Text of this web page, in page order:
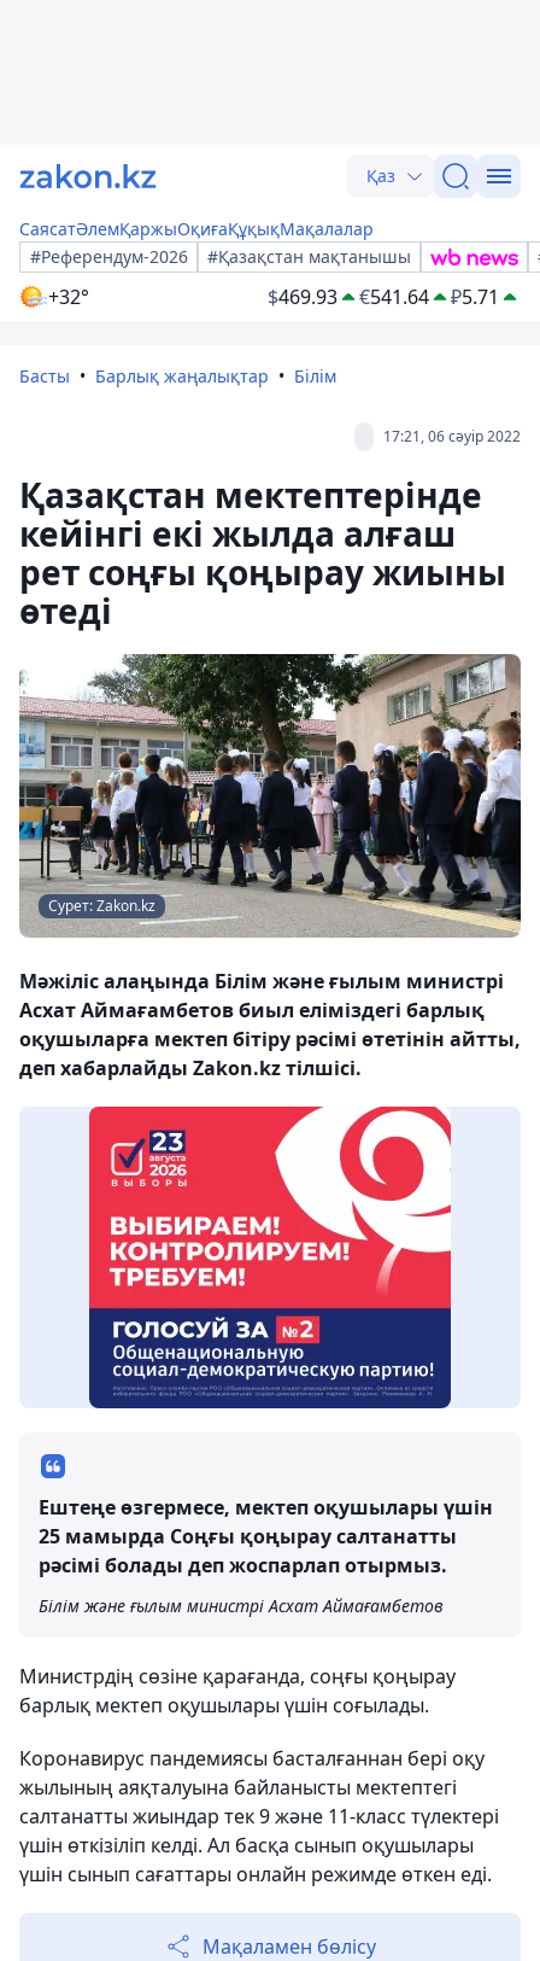
Қаз
СаясатӘлемҚаржыОқиғаҚұқықМақалалар
#Референдум-2026
#Қазақстан мақтанышы
+32° $469.93 €541.64 ₽5.71
Басты Барлық жаңалықтар Білім
17:21, 06 сәуір 2022
Қазақстан мектептерінде
кейінгі екі жылда алғаш
рет соңғы қоңырау жиыны
өтеді
Сурет: Zakon.kz
Мәжіліс алаңында Білім және ғылым министрі
Асхат Аймағамбетов биыл еліміздегі барлық
оқушыларға мектеп бітіру рәсімі өтетінін айтты,
деп хабарлайды Zakon.kz тілшісі.
Ештеңе өзгермесе, мектеп оқушылары үшін
25 мамырда Соңғы қоңырау салтанатты
рәсімі болады деп жоспарлап отырмыз.
Білім және ғылым министрі Асхат Аймағамбетов
Министрдің сөзіне қарағанда, соңғы қоңырау
барлық мектеп оқушылары үшін соғылады.
Коронавирус пандемиясы басталғаннан бері оқу
жылының аяқталуына байланысты мектептегі
салтанатты жиындар тек 9 және 11-класс түлектері
үшін өткізіліп келді. Ал басқа сынып оқушылары
үшін сынып сағаттары онлайн режимде өткен еді.
Мақаламен бөлісу